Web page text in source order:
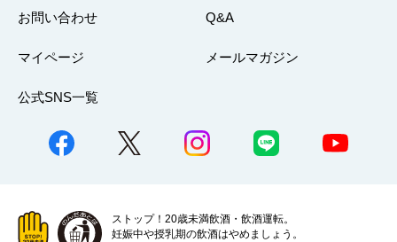
お問い合わせ Q&A
マイページ メールマガジン
公式SNS一覧
ストップ！20歳未満飲酒・飲酒運転。
妊娠中や授乳期の飲酒はやめましょう。